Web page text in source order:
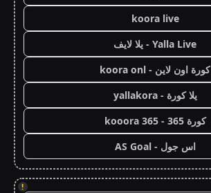
koora live
Yalla Live - يلا لايف
كورة اون لاين - koora onl
يلا كورة - yallakora
كورة 365 - kooora 365
اس جول - AS Goal
!